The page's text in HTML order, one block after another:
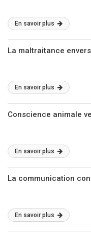
En savoir plus
La maltraitance
En savoir plus
Conscience animale
En savoir plus
La communication
En savoir plus